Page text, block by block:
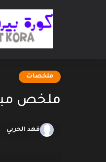
ملخصات
ملخص
فهد الحربي